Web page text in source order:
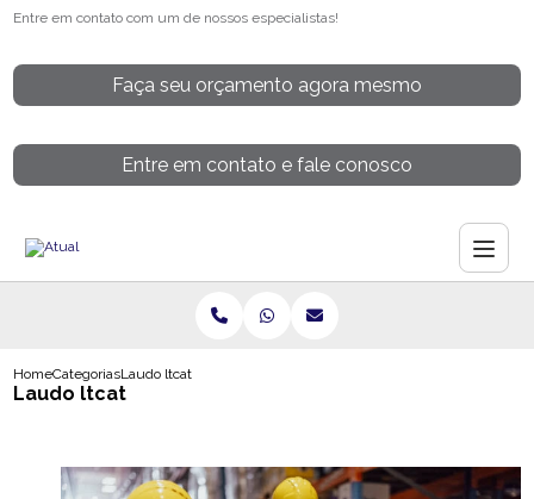
Entre em contato com um de nossos especialistas!
Faça seu orçamento agora mesmo
Entre em contato e fale conosco
HomeCategoriasLaudo ltcat
Laudo ltcat